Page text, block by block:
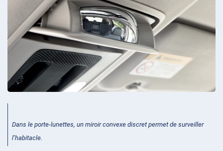
Dans le porte-lunettes, un miroir convexe discret permet de surveiller
l’habitacle.